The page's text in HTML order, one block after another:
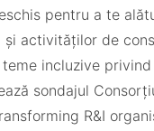
pentru a te
și activităților de
incluzive
sondajul
R&I